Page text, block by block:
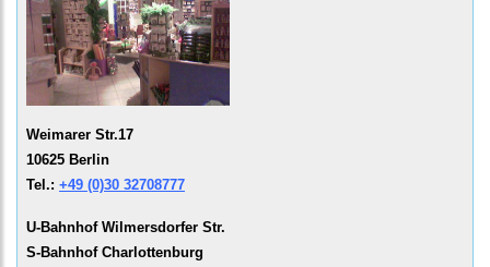
Weimarer Str.17
10625 Berlin
Tel.: +49 (0)30 32708777
U-Bahnhof Wilmersdorfer Str.
S-Bahnhof Charlottenburg